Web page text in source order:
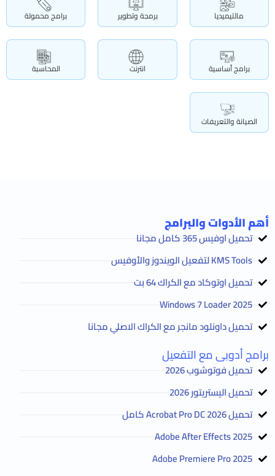
مالتيميديا برمجة وتطوير برامج محمولة
برامج أساسية انترنت المحاسبة
الصيانة والتعريفات
أهم الأدوات والبرامج
تحميل اوفيس 365 كامل مجانا
KMS Tools لتفعيل الويندوز والأوفيس
تحميل اوتوكاد مع الكراك 64 بت
2025 Windows 7 Loader
تحميل داونلود مانجر مع الكراك الاصلي مجانا
برامج أدوبى مع التفعيل
تحميل فوتوشوب 2026
تحميل اليستريتور 2026
تحميل Acrobat Pro DC 2026 كامل
Adobe After Effects 2025
Adobe Premiere Pro 2025